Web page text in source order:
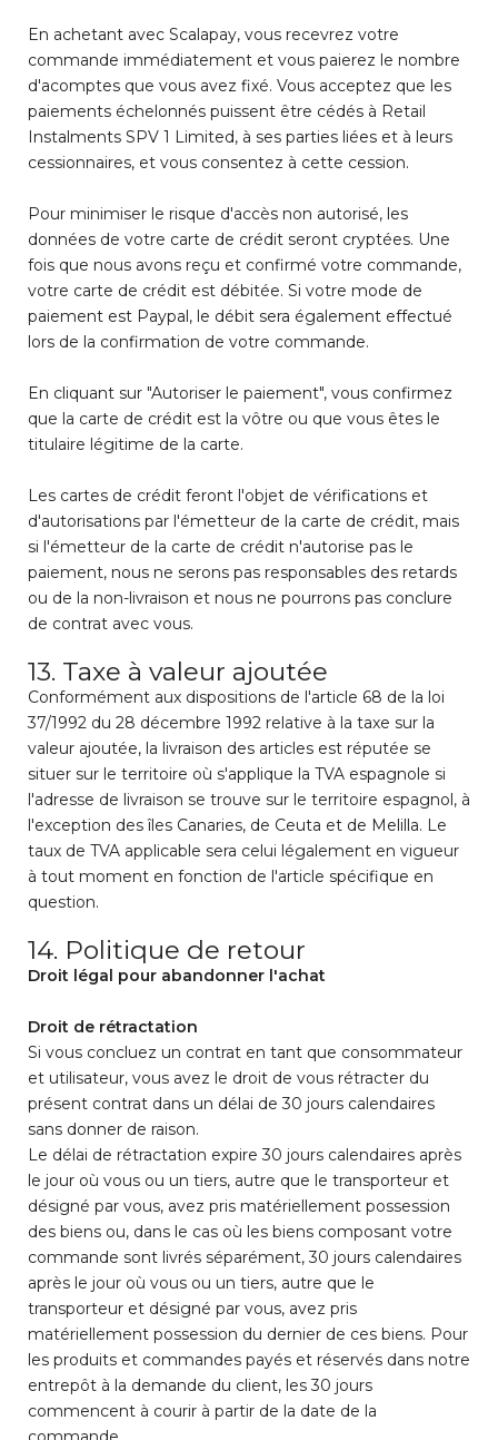
En achetant avec Scalapay, vous recevrez votre
commande immédiatement et vous paierez le nombre
d'acomptes que vous avez fixé. Vous acceptez que les
paiements échelonnés puissent être cédés à Retail
Instalments SPV 1 Limited, à ses parties liées et à leurs
cessionnaires, et vous consentez à cette cession.
Pour minimiser le risque d'accès non autorisé, les
données de votre carte de crédit seront cryptées. Une
fois que nous avons reçu et confirmé votre commande,
votre carte de crédit est débitée. Si votre mode de
paiement est Paypal, le débit sera également effectué
lors de la confirmation de votre commande.
En cliquant sur "Autoriser le paiement", vous confirmez
que la carte de crédit est la vôtre ou que vous êtes le
titulaire légitime de la carte.
Les cartes de crédit feront l'objet de vérifications et
d'autorisations par l'émetteur de la carte de crédit, mais
si l'émetteur de la carte de crédit n'autorise pas le
paiement, nous ne serons pas responsables des retards
ou de la non-livraison et nous ne pourrons pas conclure
de contrat avec vous.
13. Taxe à valeur ajoutée
Conformément aux dispositions de l'article 68 de la loi
37/1992 du 28 décembre 1992 relative à la taxe sur la
valeur ajoutée, la livraison des articles est réputée se
situer sur le territoire où s'applique la TVA espagnole si
l'adresse de livraison se trouve sur le territoire espagnol, à
l'exception des îles Canaries, de Ceuta et de Melilla. Le
taux de TVA applicable sera celui légalement en vigueur
à tout moment en fonction de l'article spécifique en
question.
14. Politique de retour
Droit légal pour abandonner l'achat
Droit de rétractation
Si vous concluez un contrat en tant que consommateur
et utilisateur, vous avez le droit de vous rétracter du
présent contrat dans un délai de 30 jours calendaires
sans donner de raison.
Le délai de rétractation expire 30 jours calendaires après
le jour où vous ou un tiers, autre que le transporteur et
désigné par vous, avez pris matériellement possession
des biens ou, dans le cas où les biens composant votre
commande sont livrés séparément, 30 jours calendaires
après le jour où vous ou un tiers, autre que le
transporteur et désigné par vous, avez pris
matériellement possession du dernier de ces biens. Pour
les produits et commandes payés et réservés dans notre
entrepôt à la demande du client, les 30 jours
commencent à courir à partir de la date de la